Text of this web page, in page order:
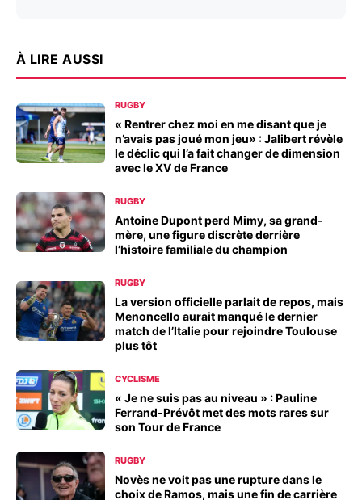
À LIRE AUSSI
RUGBY
« Rentrer chez moi en me disant que je
n’avais pas joué mon jeu» : Jalibert révèle
le déclic qui l’a fait changer de dimension
avec le XV de France
RUGBY
Antoine Dupont perd Mimy, sa grand-
mère, une figure discrète derrière
l’histoire familiale du champion
RUGBY
La version officielle parlait de repos, mais
Menoncello aurait manqué le dernier
match de l’Italie pour rejoindre Toulouse
plus tôt
CYCLISME
« Je ne suis pas au niveau » : Pauline
Ferrand-Prévôt met des mots rares sur
son Tour de France
RUGBY
Novès ne voit pas une rupture dans le
choix de Ramos, mais une fin de carrière